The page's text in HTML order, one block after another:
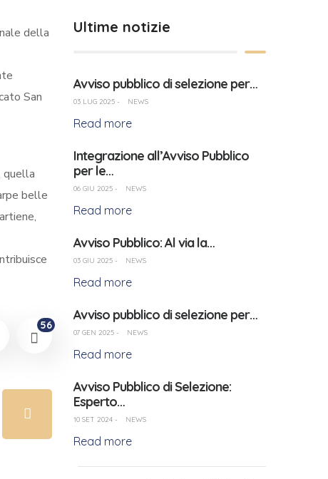
della
San
quella
belle
56
Ultime notizie
Avviso pubblico di selezione per…
03 LUG 2025 - NEWS
Read more
Integrazione all’Avviso Pubblico
per le…
06 GIU 2025 - NEWS
Read more
Avviso Pubblico: Al via la…
03 GIU 2025 - NEWS
Read more
Avviso pubblico di selezione per…
07 GEN 2025 - NEWS
Read more
Avviso Pubblico di Selezione:
Esperto…
10 SET 2024 - NEWS
Read more